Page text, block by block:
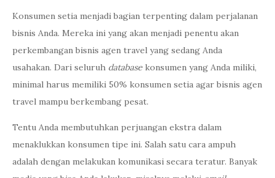
Konsumen setia menjadi bagian terpenting dalam perjalanan
bisnis Anda. Mereka ini yang akan menjadi penentu akan
perkembangan bisnis agen travel yang sedang Anda
usahakan. Dari seluruh database konsumen yang Anda miliki,
minimal harus memiliki 50% konsumen setia agar bisnis agen
travel mampu berkembang pesat.
Tentu Anda membutuhkan perjuangan ekstra dalam
menaklukkan konsumen tipe ini. Salah satu cara ampuh
adalah dengan melakukan komunikasi secara teratur. Banyak